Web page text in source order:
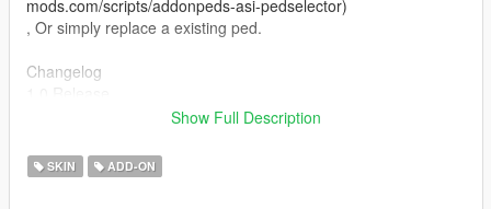
mods.com/scripts/addonpeds-asi-pedselector)
, Or simply replace a existing ped.
Changelog
Show Full Description
SKIN ADD-ON